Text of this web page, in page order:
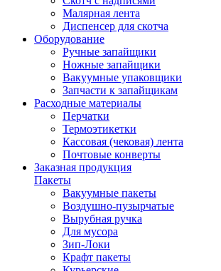
Малярная лента
Диспенсер для скотча
Оборудование
Ручные запайщики
Ножные запайщики
Вакуумные упаковщики
Запчасти к запайщикам
Расходные материалы
Перчатки
Термоэтикетки
Кассовая (чековая) лента
Почтовые конверты
Заказная продукция
Пакеты
Вакуумные пакеты
Воздушно-пузырчатые
Вырубная ручка
Для мусора
Зип-Локи
Крафт пакеты